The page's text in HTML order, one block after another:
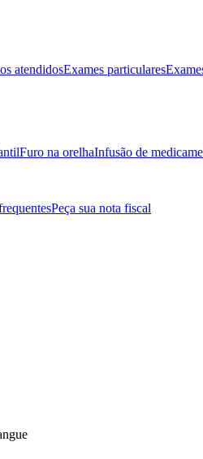
atendidosExames particulares
Furo na orelhaInfusão de
Peça sua nota fiscal